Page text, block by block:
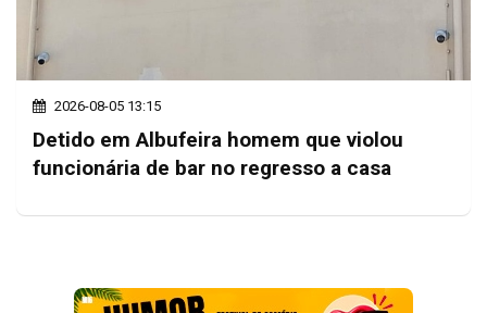
2026-08-05 13:15
Detido em Albufeira homem que violou
funcionária de bar no regresso a casa